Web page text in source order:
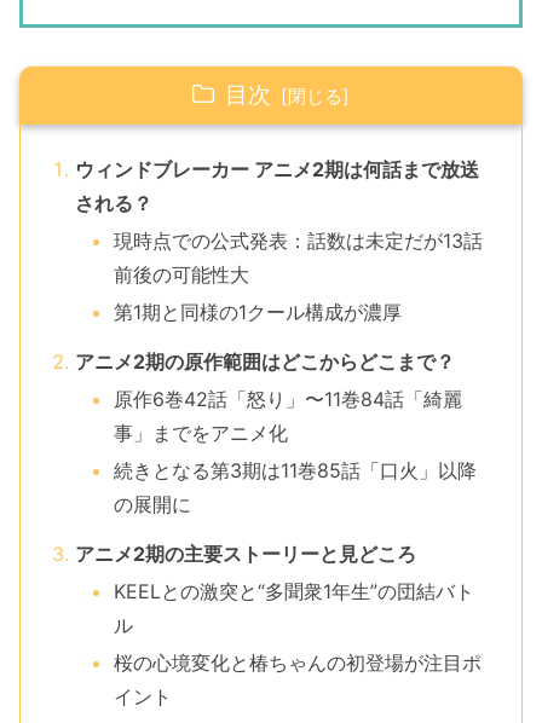
目次
ウィンドブレーカー アニメ2期は何話まで放送
される？
現時点での公式発表：話数は未定だが13話
前後の可能性大
第1期と同様の1クール構成が濃厚
アニメ2期の原作範囲はどこからどこまで？
原作6巻42話「怒り」〜11巻84話「綺麗
事」までをアニメ化
続きとなる第3期は11巻85話「口火」以降
の展開に
アニメ2期の主要ストーリーと見どころ
KEELとの激突と“多聞衆1年生”の団結バト
ル
桜の心境変化と椿ちゃんの初登場が注目ポ
イント